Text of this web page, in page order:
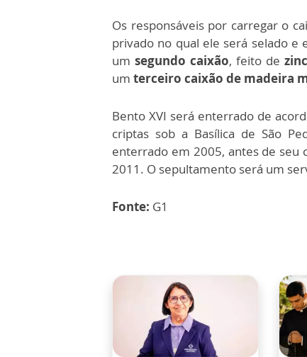
Os responsáveis por carregar o
privado no qual ele será selado e
um segundo caixão, feito de
um terceiro caixão de madeira
Bento XVI será enterrado de
criptas sob a Basílica de São
enterrado em 2005, antes de seu
2011. O sepultamento será um
Fonte: G1